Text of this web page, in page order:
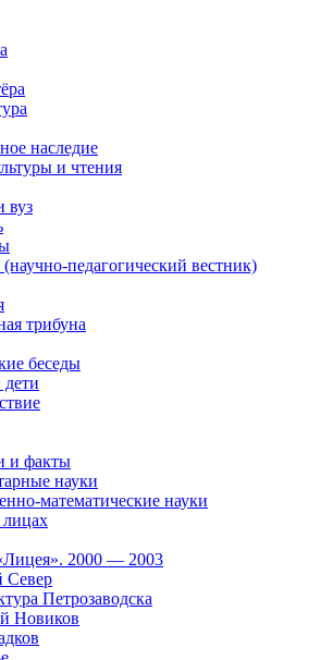
наследие
и чтения
вуз
педагогический вестник)
трибуна
беседы
и факты
науки
математические науки
2000 — 2003
Север
Петрозаводска
Новиков